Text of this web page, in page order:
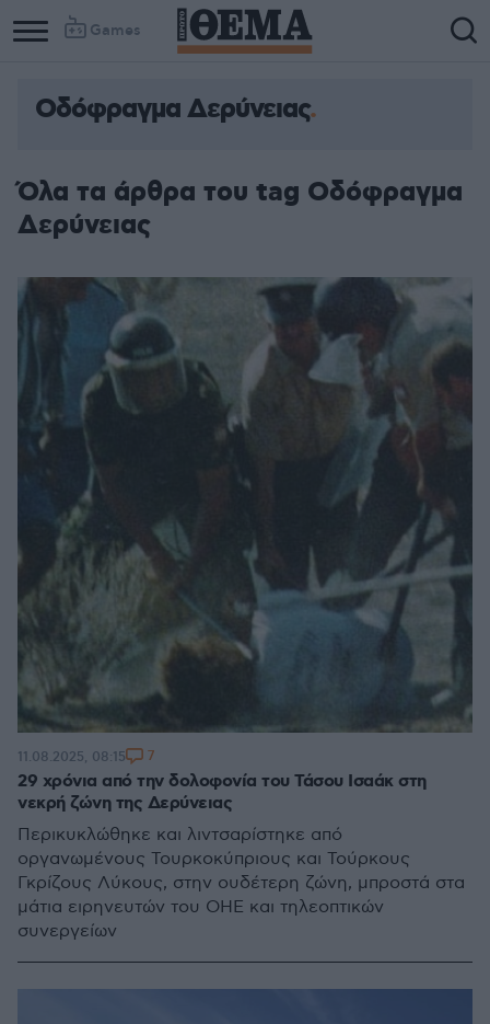
Games
Οδόφραγμα Δερύνειας
Όλα τα άρθρα του tag Οδόφραγμα
Δερύνειας
29 χρόνια από την δολοφονία του Τάσου Ισαάκ στη
νεκρή ζώνη της Δερύνειας
Περικυκλώθηκε και λιντσαρίστηκε από
οργανωμένους Τουρκοκύπριους και Τούρκους
Γκρίζους Λύκους, στην ουδέτερη ζώνη, μπροστά στα
μάτια ειρηνευτών του ΟΗΕ και τηλεοπτικών
συνεργείων
11.08.2025, 08:15 7